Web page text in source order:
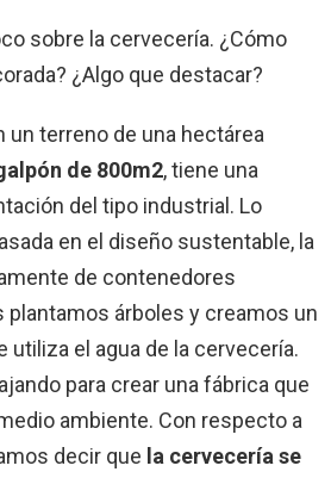
sobre la cervecería. ¿Cómo
¿Algo que destacar?
un terreno de una hectárea
de 800m2, tiene una
del tipo industrial. Lo
en el diseño sustentable, la
de contenedores
plantamos árboles y creamos un
utiliza el agua de la cervecería.
para crear una fábrica que
ambiente. Con respecto a
decir que la cervecería se